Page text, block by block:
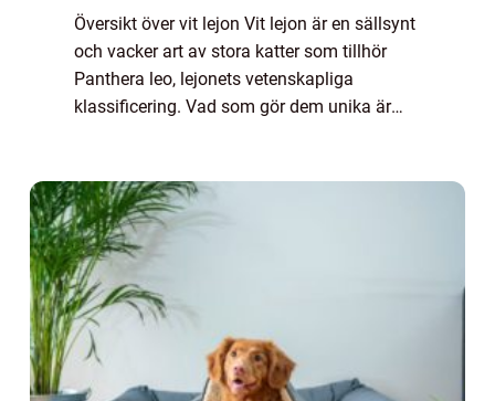
Översikt över vit lejon Vit lejon är en sällsynt
och vacker art av stora katter som tillhör
Panthera leo, lejonets vetenskapliga
klassificering. Vad som gör dem unika är